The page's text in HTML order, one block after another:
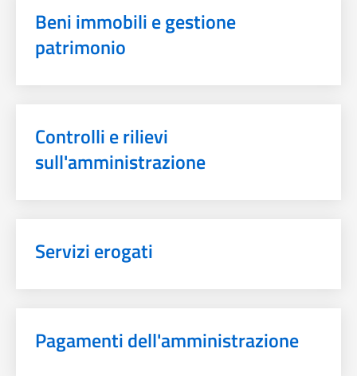
Beni immobili e gestione
patrimonio
Controlli e rilievi
sull'amministrazione
Servizi erogati
Pagamenti dell'amministrazione